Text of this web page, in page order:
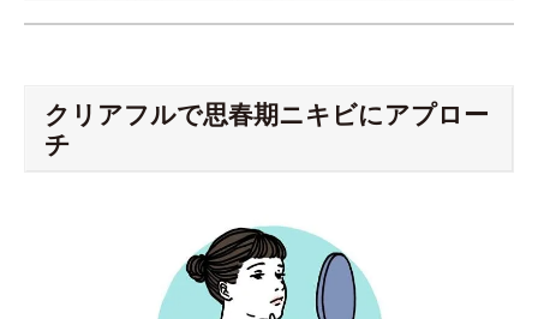
クリアフルで思春期ニキビにアプロー
チ